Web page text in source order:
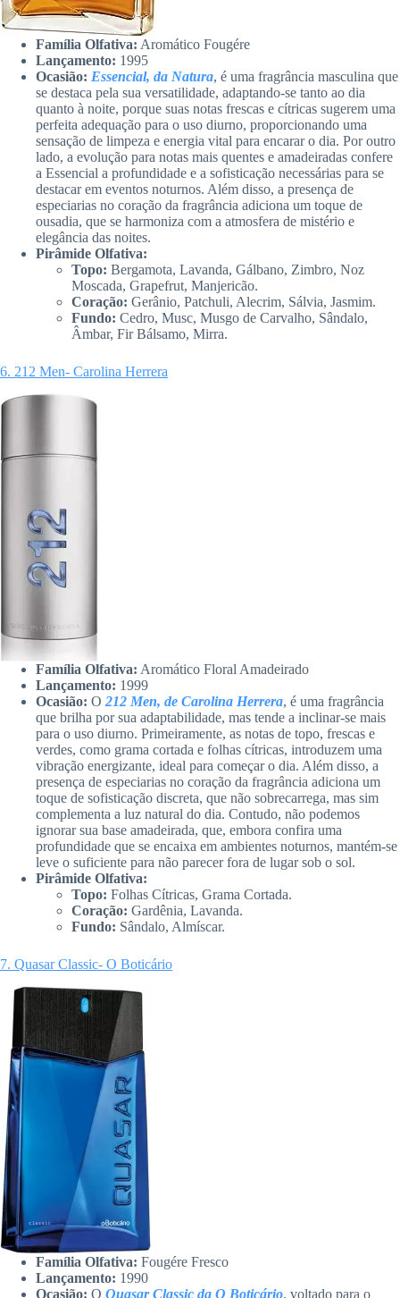
Família Olfativa: Aromático Fougére
Lançamento: 1995
Ocasião: Essencial, da Natura, é uma fragrância masculina que
se destaca pela sua versatilidade, adaptando-se tanto ao dia
quanto à noite, porque suas notas frescas e cítricas sugerem uma
perfeita adequação para o uso diurno, proporcionando uma
sensação de limpeza e energia vital para encarar o dia. Por outro
lado, a evolução para notas mais quentes e amadeiradas confere
a Essencial a profundidade e a sofisticação necessárias para se
destacar em eventos noturnos. Além disso, a presença de
especiarias no coração da fragrância adiciona um toque de
ousadia, que se harmoniza com a atmosfera de mistério e
elegância das noites.
Pirâmide Olfativa:
Topo: Bergamota, Lavanda, Gálbano, Zimbro, Noz
Moscada, Grapefrut, Manjericão.
Coração: Gerânio, Patchuli, Alecrim, Sálvia, Jasmim.
Fundo: Cedro, Musc, Musgo de Carvalho, Sândalo,
Âmbar, Fir Bálsamo, Mirra.
6. 212 Men- Carolina Herrera
Família Olfativa: Aromático Floral Amadeirado
Lançamento: 1999
Ocasião: O 212 Men, de Carolina Herrera, é uma fragrância
que brilha por sua adaptabilidade, mas tende a inclinar-se mais
para o uso diurno. Primeiramente, as notas de topo, frescas e
verdes, como grama cortada e folhas cítricas, introduzem uma
vibração energizante, ideal para começar o dia. Além disso, a
presença de especiarias no coração da fragrância adiciona um
toque de sofisticação discreta, que não sobrecarrega, mas sim
complementa a luz natural do dia. Contudo, não podemos
ignorar sua base amadeirada, que, embora confira uma
profundidade que se encaixa em ambientes noturnos, mantém-se
leve o suficiente para não parecer fora de lugar sob o sol.
Pirâmide Olfativa:
Topo: Folhas Cítricas, Grama Cortada.
Coração: Gardênia, Lavanda.
Fundo: Sândalo, Almíscar.
7. Quasar Classic- O Boticário
Família Olfativa: Fougére Fresco
Lançamento: 1990
Ocasião: O Quasar Classic da O Boticário, voltado para o